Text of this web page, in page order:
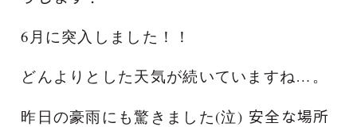
6月に突入しました！！
どんよりとした天気が続いていますね…。
昨日の豪雨にも驚きました(泣) 安全な場所